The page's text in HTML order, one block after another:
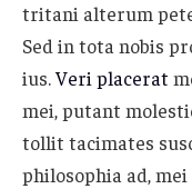
tritani alterum
Sed in tota nobis
ius.Veri placerat
mei, putant
tollit tacimates
philosophia ad,